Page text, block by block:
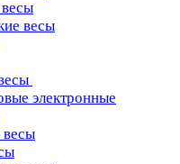
весы
электронные